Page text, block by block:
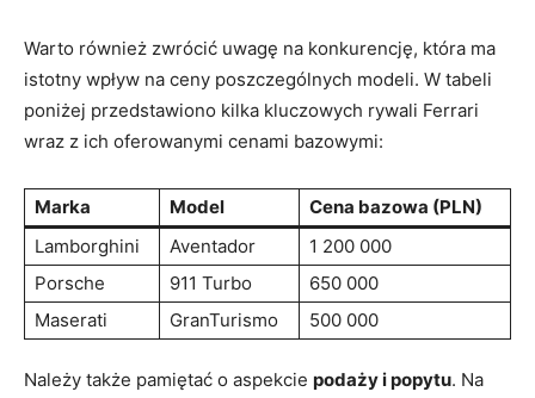
Warto również zwrócić uwagę ⁤na konkurencję, która ma
istotny wpływ na ceny poszczególnych modeli. W tabeli
poniżej przedstawiono kilka ‍kluczowych rywali Ferrari
wraz z‍ ich oferowanymi ‍cenami bazowymi:
Marka Model
Cena bazowa (PLN)
Lamborghini
Aventador
1 200 000
Porsche
911 Turbo
650 000
Maserati
GranTurismo 500 000
Należy także pamiętać o aspekcie podaży i popytu. Na